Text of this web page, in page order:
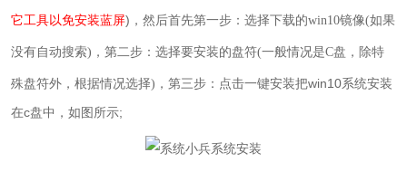
它工具以免安装蓝屏)，然后首先第一步：选择下载的win10镜像(如果
没有自动搜索)，第二步：选择要安装的盘符(一般情况是C盘，除特
殊盘符外，根据情况选择) ，第三步：点击一键安装把win10系统安装
在c盘中，如图所示;